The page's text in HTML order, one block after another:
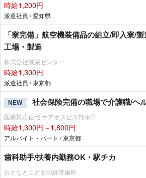
時給1,200円
派遣社員 / 愛知県
「寮完備」航空機装備品の組立/即入寮/
工場・製造
株式会社京栄センター
時給1,300円
派遣社員 / 東京都
NEW 社会保険完備の職場で介護職/ヘ
医療対応住宅 ケアホスピス野津田
時給1,300円～1,800円
アルバイト・パート / 東京都
歯科助手/扶養内勤務OK・駅チカ
おとなとこどもの経堂歯科